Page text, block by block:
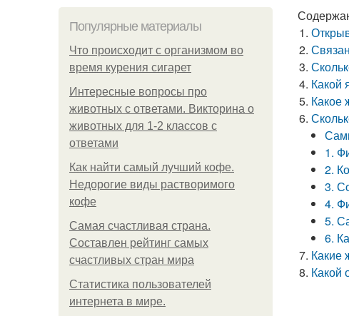
Популярные материалы
Что происходит с организмом во
время курения сигарет
Интересные вопросы про
животных с ответами. Викторина о
животных для 1-2 классов с
ответами
Как найти самый лучший кофе.
Недорогие виды растворимого
кофе
Самая счастливая страна.
Составлен рейтинг самых
счастливых стран мира
Статистика пользователей
интернета в мире.
Какой
Какое
1.
2.
3.
4.
5.
6.
Какие
Какой